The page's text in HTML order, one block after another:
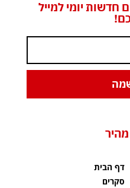
חדשות יומי למייל
מהיר
דף הבית
סקרים